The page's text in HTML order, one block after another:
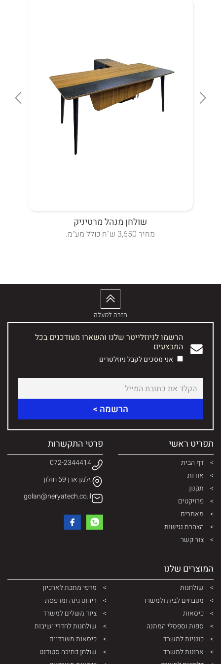
שולחן מנהל מרטיניק
מחיר 3,650 ש"ח כולל מע"מ.
חזרה למעלה
הרשמו לניוזלייטר שלנו והשארו מעודכנים בכל
המבצעים
אני מסכים לקבל ניוזלטרים
תפריט ראשי
דף הבית
אודות
תקנון
פרויקטים
מאמרים
הצהרת נגישות
צור קשר
המוצרים שלנו
שולחנות
מטבחים לבית ולמשרד
כיסאות
ספות וספסלי המתנה
כונניות למשרד
ארונות למשרד
מדפי מתכת לארכיון
ריהוט גינה ומרפסת
ציוד משלים למשרד
שולחנות לחדרי ישיבות
כיסאות משרדיים
שולחן כתיבה סטודנט
פרטי התקשרות
072-2344414
זלמן ארן 59 חולון
golan@neryatech.co.il